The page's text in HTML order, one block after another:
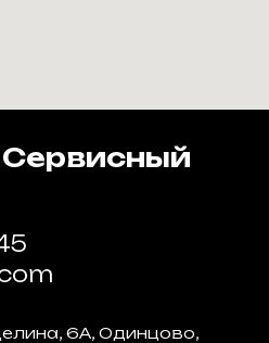
6А, Одинцово,